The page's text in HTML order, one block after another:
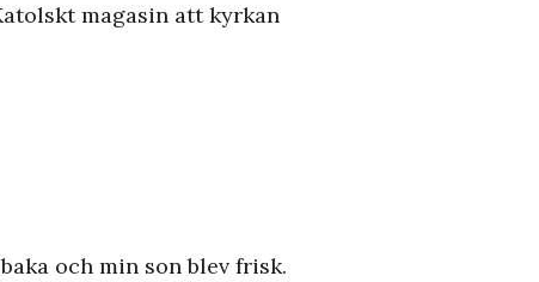
magasin att kyrkan
och min son blev frisk.